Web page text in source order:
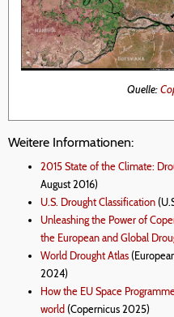
Quelle:
Weitere Informationen:
2015 State of the Climate:
August 2016)
U.S. Drought Classification
Unleashing the Power of
the European and Global
World Drought Atlas
2024)
How the EU Space
world (Copernicus 2025)